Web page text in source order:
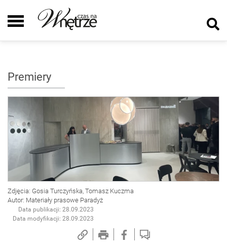
Premiery
Zdjęcia: Gosia Turczyńska, Tomasz Kuczma
Autor: Materiały prasowe Paradyż
Data publikacji: 28.09.2023
Data modyfikacji: 28.09.2023